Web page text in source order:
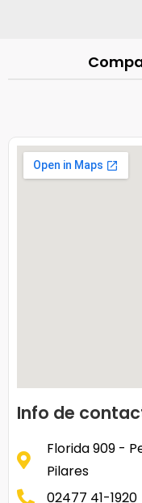
Info de
Florida 909 -
Pilares
02477 41-1920